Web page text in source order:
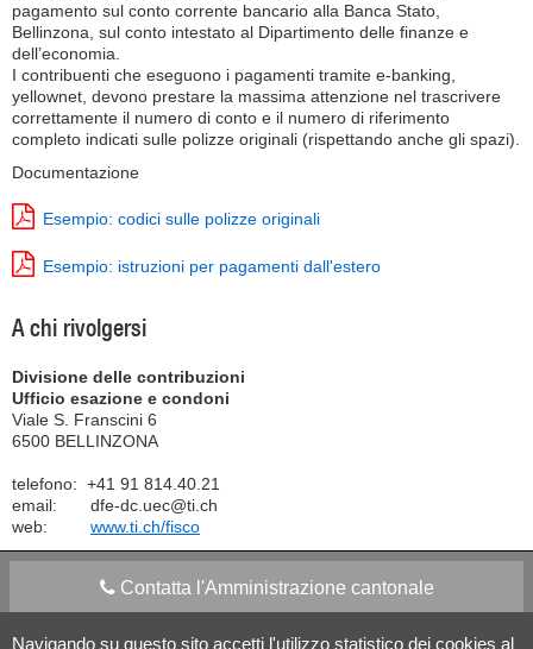
Navigando su questo sito accetti l'utilizzo statistico dei cookies al
pagamento sul conto corrente bancario alla Banca Stato,
Bellinzona, sul conto intestato al Dipartimento delle finanze e
dell’economia.
I contribuenti che eseguono i pagamenti tramite e-banking,
yellownet, devono prestare la massima attenzione nel trascrivere
correttamente il numero di conto e il numero di riferimento
completo indicati sulle polizze originali (rispettando anche gli spazi).
Documentazione
Esempio: codici sulle polizze originali
Esempio: istruzioni per pagamenti dall'estero
A chi rivolgersi
Divisione delle contribuzioni
Ufficio esazione e condoni
Viale S. Franscini 6
6500 BELLINZONA
telefono: +41 91 814.40.21
email: dfe-dc.uec@ti.ch
web: www.ti.ch/fisco
Contatta l'Amministrazione cantonale